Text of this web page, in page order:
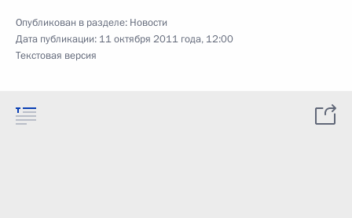
Опубликован в разделе: Новости
Дата публикации: 11 октября 2011 года, 12:00
Текстовая версия